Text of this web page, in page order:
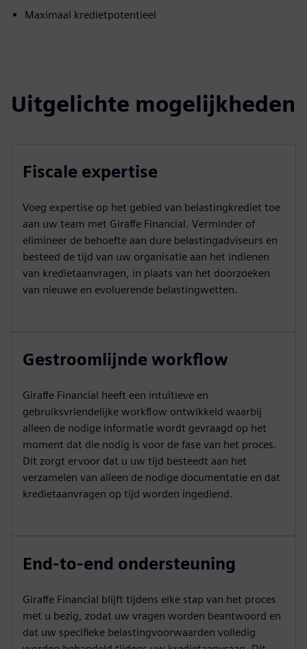
Maximaal kredietpotentieel
Uitgelichte mogelijkheden
Fiscale expertise
Voeg expertise op het gebied van belastingkrediet toe
aan uw team met Giraffe Financial. Verminder of
elimineer de behoefte aan dure belastingadviseurs en
besteed de tijd van uw organisatie aan het indienen
van kredietaanvragen, in plaats van het doorzoeken
van nieuwe en evoluerende belastingwetten.
Gestroomlijnde workflow
Giraffe Financial heeft een intuïtieve en
gebruiksvriendelijke workflow ontwikkeld waarbij
alleen de nodige informatie wordt gevraagd op het
moment dat die nodig is voor de fase van het proces.
Dit zorgt ervoor dat u uw tijd besteedt aan het
verzamelen van alleen de nodige documentatie en dat
kredietaanvragen op tijd worden ingediend.
End-to-end ondersteuning
Giraffe Financial blijft tijdens elke stap van het proces
met u bezig, zodat uw vragen worden beantwoord en
dat uw specifieke belastingvoorwaarden volledig